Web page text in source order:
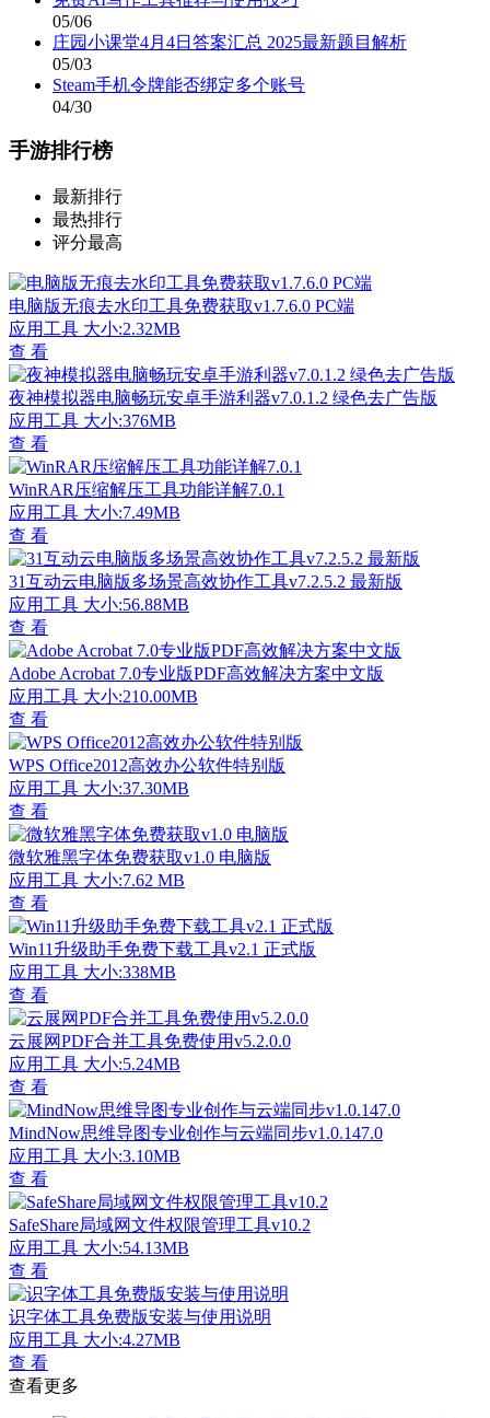
05/06
庄园小课堂4月4日答案汇总 2025最新题目解析
05/03
Steam手机令牌能否绑定多个账号
04/30
手游排行榜
最新排行
最热排行
评分最高
电脑版无痕去水印工具免费获取v1.7.6.0 PC端
应用工具 大小:2.32MB
查 看
夜神模拟器电脑畅玩安卓手游利器v7.0.1.2 绿色去广告版
应用工具 大小:376MB
查 看
WinRAR压缩解压工具功能详解7.0.1
应用工具 大小:7.49MB
查 看
31互动云电脑版多场景高效协作工具v7.2.5.2 最新版
应用工具 大小:56.88MB
查 看
Adobe Acrobat 7.0专业版PDF高效解决方案中文版
应用工具 大小:210.00MB
查 看
WPS Office2012高效办公软件特别版
应用工具 大小:37.30MB
查 看
微软雅黑字体免费获取v1.0 电脑版
应用工具 大小:7.62 MB
查 看
Win11升级助手免费下载工具v2.1 正式版
应用工具 大小:338MB
查 看
云展网PDF合并工具免费使用v5.2.0.0
应用工具 大小:5.24MB
查 看
MindNow思维导图专业创作与云端同步v1.0.147.0
应用工具 大小:3.10MB
查 看
SafeShare局域网文件权限管理工具v10.2
应用工具 大小:54.13MB
查 看
识字体工具免费版安装与使用说明
应用工具 大小:4.27MB
查 看
查看更多